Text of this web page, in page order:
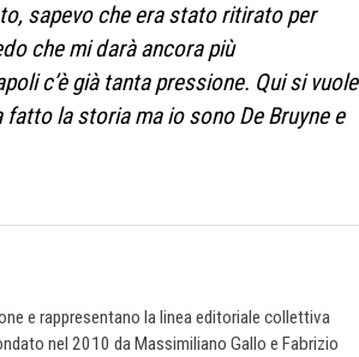
sapevo che era stato ritirato per
che mi darà ancora più
c’è già tanta pressione. Qui si vuole
fatto la storia ma io sono De Bruyne e
e rappresentano la linea editoriale collettiva
nel 2010 da Massimiliano Gallo e Fabrizio